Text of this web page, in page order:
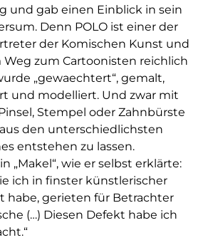
und gab einen Einblick in sein
Denn POLO ist einer der
der Komischen Kunst und
Weg zum Cartoonisten reichlich
„gewaechtert“, gemalt,
und modelliert. Und zwar mit
Stempel oder Zahnbürste
den unterschiedlichsten
entstehen zu lassen.
„Makel“, wie er selbst erklärte:
ich in finster künstlerischer
habe, gerieten für Betrachter
(…) Diesen Defekt habe ich